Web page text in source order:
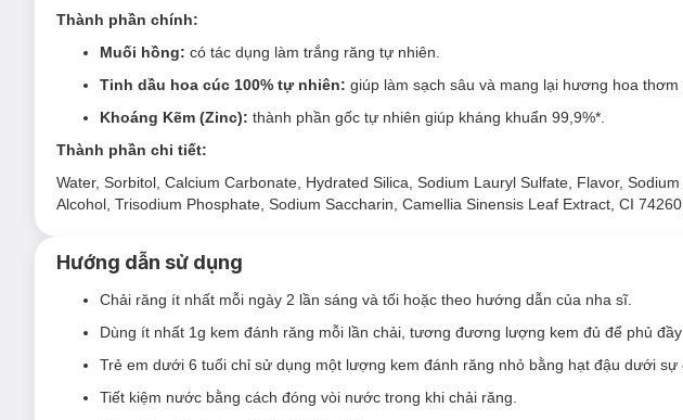
Ưu thế nổi bật của Kem Đánh Răng P/S Trắng Răng Baking Soda & Hương
Bột Baking Soda tinh khiếtgiúp làm sạch vết ố và mảng bám trên răng.
Thành phần chính:
Muối hồng: có tác dụng làm trắng răng tự nhiên.
Tinh dầu hoa cúc 100% tự nhiên: giúp làm sạch sâu và mang lại hương hoa thơm
Khoáng Kẽm (Zinc): thành phần gốc tự nhiên giúp kháng khuẩn 99,9%*.
Thành phần chi tiết:
Water, Sorbitol, Calcium Carbonate, Hydrated Silica, Sodium Lauryl Sulfate, Flavor,
Alcohol, Trisodium Phosphate, Sodium Saccharin, Camellia Sinensis Leaf Extract, CI
Hướng dẫn sử dụng
Chải răng ít nhất mỗi ngày 2 lần sáng và tối hoặc theo hướng dẫn của nha sĩ.
Dùng ít nhất 1g kem đánh răng mỗi lần chải, tương đương lượng kem đủ để phủ đầy
Trẻ em dưới 6 tuổi chỉ sử dụng một lượng kem đánh răng nhỏ bằng hạt đậu dưới sự
Tiết kiệm nước bằng cách đóng vòi nước trong khi chải răng.